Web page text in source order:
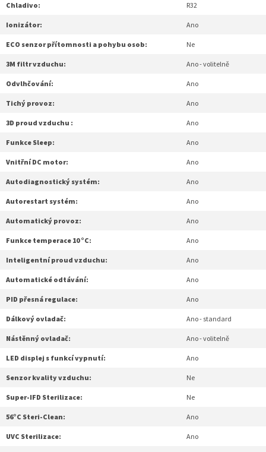
Chladivo: R32
Ionizátor: Ano
ECO senzor přítomnosti a pohybu osob: Ne
3M filtr vzduchu: Ano - volitelně
Odvlhčování: Ano
Tichý provoz: Ano
3D proud vzduchu : Ano
Funkce Sleep: Ano
Vnitřní DC motor: Ano
Autodiagnostický systém: Ano
Autorestart systém: Ano
Automatický provoz: Ano
Funkce temperace 10 °C: Ano
Inteligentní proud vzduchu: Ano
Automatické odtávání: Ano
PID přesná regulace: Ano
Dálkový ovladač: Ano - standard
Nástěnný ovladač: Ano - volitelně
LED displej s funkcí vypnutí: Ano
Senzor kvality vzduchu: Ne
Super-IFD Sterilizace: Ne
56°C Steri-Clean: Ano
UVC Sterilizace: Ano